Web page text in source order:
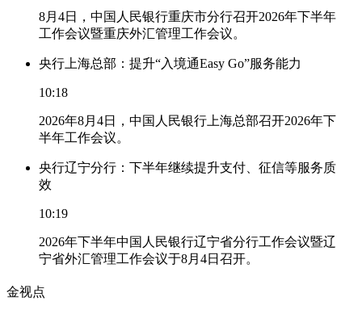
8月4日，中国人民银行重庆市分行召开2026年下半年
工作会议暨重庆外汇管理工作会议。
央行上海总部：提升“入境通Easy Go”服务能力
10:18
2026年8月4日，中国人民银行上海总部召开2026年下
半年工作会议。
央行辽宁分行：下半年继续提升支付、征信等服务质
效
10:19
2026年下半年中国人民银行辽宁省分行工作会议暨辽
宁省外汇管理工作会议于8月4日召开。
金视点